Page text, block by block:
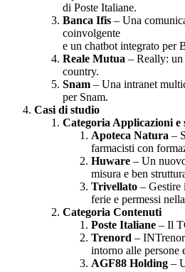
di Poste Italiane.
Banca Ifis – Una
coinvolgente
e un chatbot integrato per
Reale Mutua – Really:
country.
Snam – Una intranet
per Snam.
Casi di studio
Categoria Applicazioni e
Apoteca Natura –
farmacisti con
Huware – Un
misura e ben
Trivellato – Gestire
ferie e permessi
Categoria Contenuti
Poste Italiane – Il
Trenord –
intorno alle persone
AGF88 Holding –